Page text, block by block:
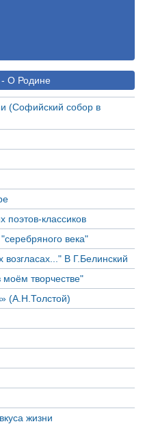
- О Родине
(Софийский собор в
поэтов-классиков
века"
В Г.Белинский
творчестве"
(А.Н.Толстой)
жизни